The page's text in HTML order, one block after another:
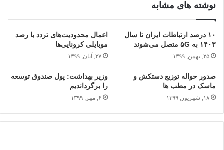
نوشته های مشابه
۱۰ درصد ارتباطات ایران تا سال
۱۴۰۳ به ۵G متصل می‌شوند
۲۵, بهمن, ۱۳۹۹
اعمال محدودیت‌های تردد با رصد
موبایلی کرونایی‌ها
۲۷, آبان, ۱۳۹۹
صدور حواله توزیع دستکش و
ماسک در مطب ها
۱۸, شهریور, ۱۳۹۹
وزیر بهداشت: پول صندوق توسعه
را برگرداندیم
۶, مهر, ۱۳۹۹